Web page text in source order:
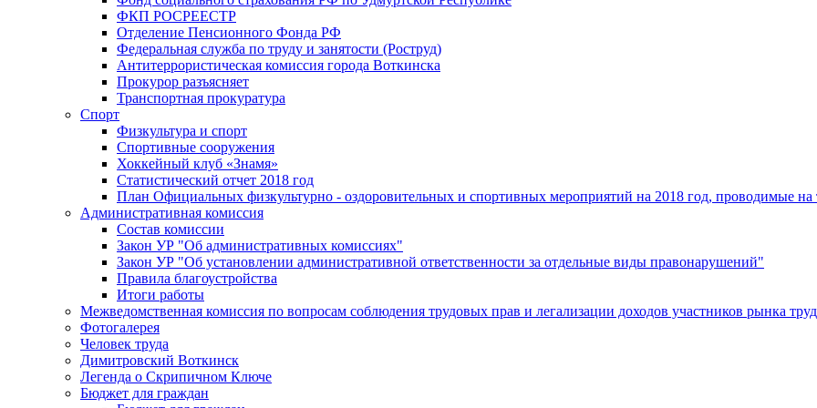
ФКП РОСРЕЕСТР
Отделение Пенсионного Фонда РФ
Федеральная служба по труду и занятости (Роструд)
Антитеррористическая комиссия города Воткинска
Прокурор разъясняет
Транспортная прокуратура
Спорт
Физкультура и спорт
Спортивные сооружения
Хоккейный клуб «Знамя»
Статистический отчет 2018 год
План Официальных физкультурно - оздоровительных и спортивных мероприятий на 2018 год, проводимые
Административная комиссия
Состав комиссии
Закон УР "Об административных комиссиях"
Закон УР "Об установлении административной ответственности за отдельные виды правонарушений"
Правила благоустройства
Итоги работы
Межведомственная комиссия по вопросам соблюдения трудовых прав и легализации доходов участников рынка
Фотогалерея
Человек труда
Димитровский Воткинск
Легенда о Скрипичном Ключе
Бюджет для граждан